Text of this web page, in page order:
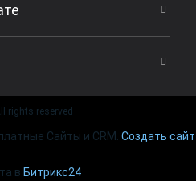
rights reserved
Сайты и CRM. Создать сайт
в Битрикс24